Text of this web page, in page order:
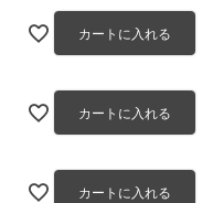
カートに入れる
カートに入れる
カートに入れる